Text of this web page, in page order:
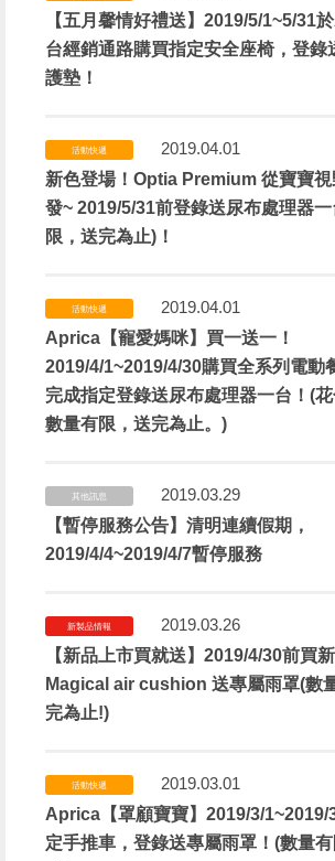
【五月馨情好禮送】2019/5/1~5/31
台經銷通路購買指定安全座椅，登錄
護墊！
活動快遞
2019.04.01
新色登場！Optia Premium 從寶寶視
發~ 2019/5/31前登錄送尿布處理器
限，送完為止)！
活動快遞
2019.04.01
Aprica【寵愛媽咪】買一送一！
2019/4/1~2019/4/30購買全系列電動
完成指定登錄送尿布處理器一台！(花
數量有限，送完為止。)
其他訊息
2019.03.29
【暫停服務公告】清明連續假期，
2019/4/4~2019/4/7暫停服務
新製品情報
2019.03.26
【新品上市買就送】2019/4/30前買
Magical air cushion 送專屬雨罩(數
完為止!)
活動快遞
2019.03.01
Aprica【罩顧寶寶】2019/3/1~2019/
定手推車，登錄送專屬雨罩！(數量